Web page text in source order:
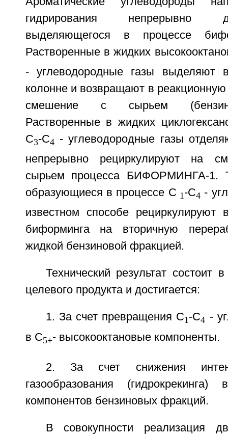
гидрирования непрерывно
выделяющегося в процессе
Растворенные в жидких
- углеводородные газы выделяют
колонне и возвращают в
смешение с сырьем
Растворенные в жидких
С3-С4 - углеводородные газы
непрерывно рециркулируют на
сырьем процесса БИФОРМИНГА-1.
образующиеся в процессе C 1-C4 -
известном способе рециркулируют
биформинга на вторичную
жидкой бензиновой фракцией.
Технический результат состоит
целевого продукта и достигается:
1. За счет превращения C1-C4 -
в С5+- высокооктановые компоненты.
2. За счет снижения
газообразования (гидрокрекинга)
компонентов бензиновых фракций.
В совокупности реализация